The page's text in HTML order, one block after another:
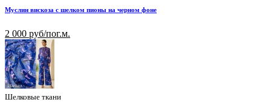
Муслин вискоза с шелком пионы на черном фоне
2 000 руб/пог.м.
Шелковые ткани